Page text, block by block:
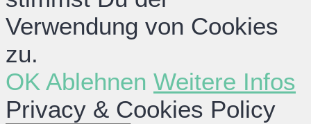
Verwendung von Cookies
zu.
OK Ablehnen Weitere Infos
Privacy & Cookies Policy